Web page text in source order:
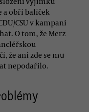
a obří balíček
CSU v kampani
O tom, že Merz
že ani zde se mu
nepodařilo.